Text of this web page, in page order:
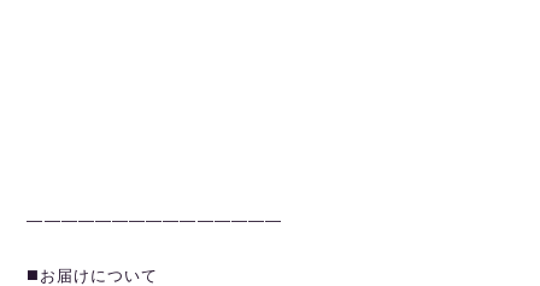
———————————————
◼️お届けについて